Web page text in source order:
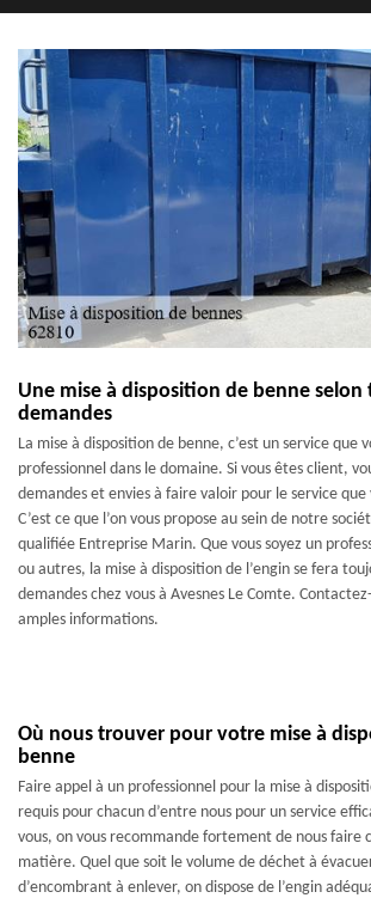
Une mise à disposition de benne selon
demandes
La mise à disposition de benne, c’est un service que
professionnel dans le domaine. Si vous êtes client,
demandes et envies à faire valoir pour le service
C’est ce que l’on vous propose au sein de notre
qualifiée Entreprise Marin. Que vous soyez un
ou autres, la mise à disposition de l’engin se fera
demandes chez vous à Avesnes Le Comte.
amples informations.
Où nous trouver pour votre mise à
benne
Faire appel à un professionnel pour la mise à
requis pour chacun d’entre nous pour un service
vous, on vous recommande fortement de nous faire
matière. Quel que soit le volume de déchet à
d’encombrant à enlever, on dispose de l’engin